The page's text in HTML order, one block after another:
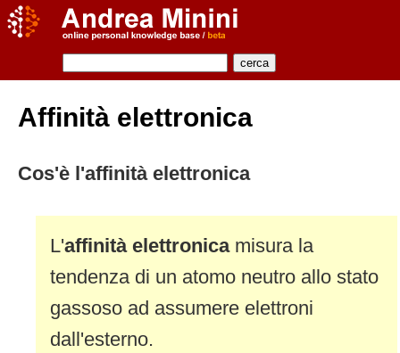
Affinità elettronica
Cos'è l'affinità elettronica
L'affinità elettronicamisura la
tendenza di un atomo neutro allo stato
gassoso ad assumere elettroni
dall'esterno.